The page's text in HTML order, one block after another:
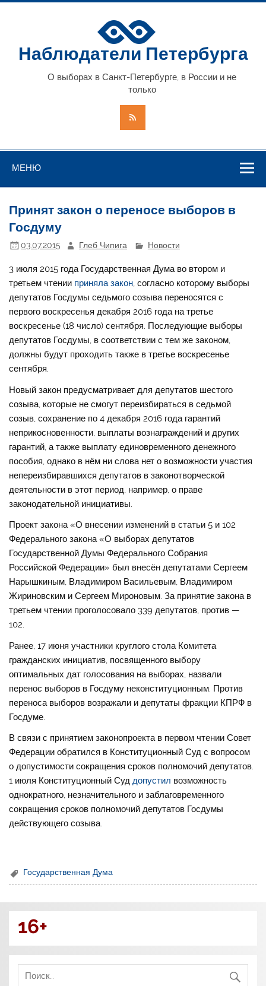
Наблюдатели Петербурга
О выборах в Санкт-Петербурге, в России и не
только
МЕНЮ
Принят закон о переносе выборов в
Госдуму
03.07.2015 Глеб Чипига Новости
3 июля 2015 года Государственная Дума во втором и
третьем чтении приняла закон, согласно которому выборы
депутатов Госдумы седьмого созыва переносятся с
первого воскресенья декабря 2016 года на третье
воскресенье (18 число) сентября. Последующие выборы
депутатов Госдумы, в соответствии с тем же законом,
должны будут проходить также в третье воскресенье
сентября.
Новый закон предусматривает для депутатов шестого
созыва, которые не смогут переизбираться в седьмой
созыв, сохранение по 4 декабря 2016 года гарантий
неприкосновенности, выплаты вознаграждений и других
гарантий, а также выплату единовременного денежного
пособия, однако в нём ни слова нет о возможности участия
непереизбиравшихся депутатов в законотворческой
деятельности в этот период, например, о праве
законодательной инициативы.
Проект закона «О внесении изменений в статьи 5 и 102
Федерального закона «О выборах депутатов
Государственной Думы Федерального Собрания
Российской Федерации» был внесён депутатами Сергеем
Нарышкиным, Владимиром Васильевым, Владимиром
Жириновским и Сергеем Мироновым. За принятие закона в
третьем чтении проголосовало 339 депутатов, против —
102.
Ранее, 17 июня участники круглого стола Комитета
гражданских инициатив, посвященного выбору
оптимальных дат голосования на выборах, назвали
перенос выборов в Госдуму неконституционным. Против
переноса выборов возражали и депутаты фракции КПРФ в
Госдуме.
В связи с принятием законопроекта в первом чтении Совет
Федерации обратился в Конституционный Суд с вопросом
о допустимости сокращения сроков полномочий депутатов.
1 июля Конституционный Суддопустил возможность
однократного, незначительного и заблаговременного
сокращения сроков полномочий депутатов Госдумы
действующего созыва.
Государственная Дума
16+